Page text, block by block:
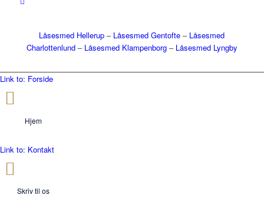
Låsesmed Hellerup – Låsesmed Gentofte – Låsesmed
Charlottenlund– Låsesmed Klampenborg– Låsesmed Lyngby
Link to: Forside
Hjem
Link to: Kontakt
Skriv til os